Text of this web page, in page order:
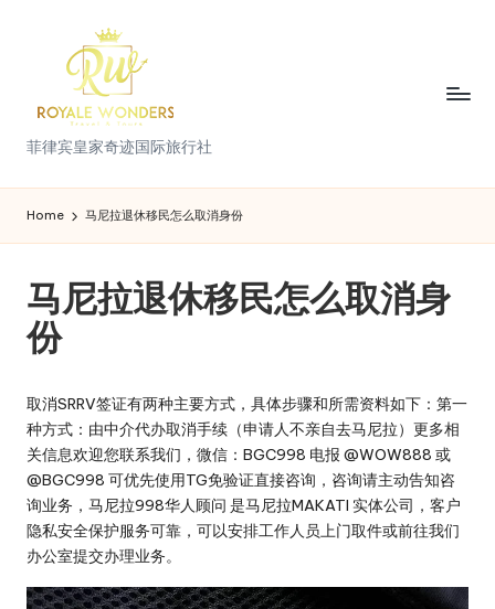
菲
律
宾
家
奇
国
际
旅
行
社
菲律宾皇家奇迹国际旅行社
Home 马尼拉退休移民怎么取消身份
马尼拉退休移民怎么取消身
份
取消SRRV签证有两种主要方式，具体步骤和所需资料如下：第一
种方式：由中介代办取消手续（申请人不亲自去马尼拉）更多相
关信息欢迎您联系我们，微信：BGC998 电报 @WOW888 或
@BGC998 可优先使用TG免验证直接咨询，咨询请主动告知咨
询业务，马尼拉998华人顾问 是马尼拉MAKATI 实体公司，客户
隐私安全保护服务可靠，可以安排工作人员上门取件或前往我们
办公室提交办理业务。